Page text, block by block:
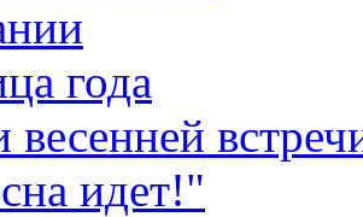
года
идет!"